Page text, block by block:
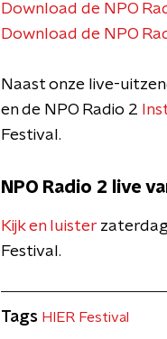
Download de NPO
Download de NPO
Naast onze live-
en de NPO Radio 2
Festival.
NPO Radio 2 live
Kijk en luister
Festival.
Tags HIER Festival